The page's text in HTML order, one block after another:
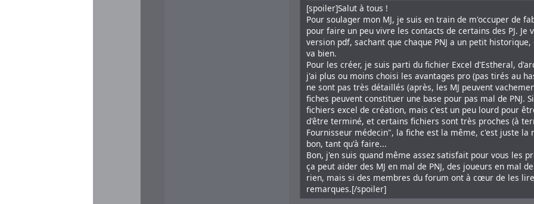
[spoiler]Salut à tous !
Pour soulager mon MJ, je suis en train de m'occuper de
pour faire un peu vivre les contacts de certains des PJ. Je
version pdf, sachant que chaque PNJ a un petit
va bien.
Pour les créer, je suis parti du fichier Excel d'Estheral,
j'ai plus ou moins choisi les avantages pro (pas tirés au
ne sont pas très détaillés (après, les MJ peuvent
fiches peuvent constituer une base pour pas mal de PNJ.
fichiers excel de création, mais c'est un peu lourd pour
d'être terminé, et certains fichiers sont très proches (à
Fournisseur médecin", la fiche est la même, c'est juste la
bon, tant qu'à faire...
Bon, j'en suis quand même assez satisfait pour vous les
ça peut aider des MJ en mal de PNJ, des joueurs en mal
rien, mais si des membres du forum ont à cœur de les
remarques.[/spoiler]